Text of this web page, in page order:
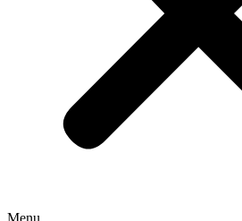
Menu